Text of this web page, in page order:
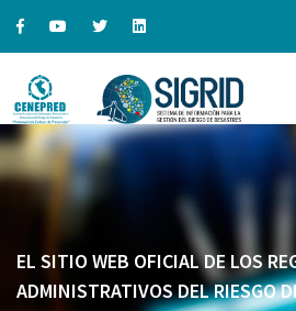
EL SITIO WEB OFICIAL DE LOS
ADMINISTRATIVOS DEL RIESGO